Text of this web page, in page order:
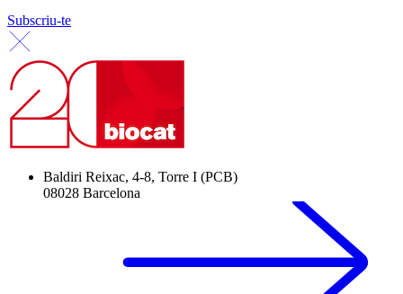
Subscriu-te
Baldiri Reixac, 4-8, Torre I (PCB)
08028 Barcelona